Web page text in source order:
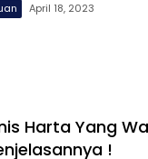
April 18, 2023
Harta Yang
!